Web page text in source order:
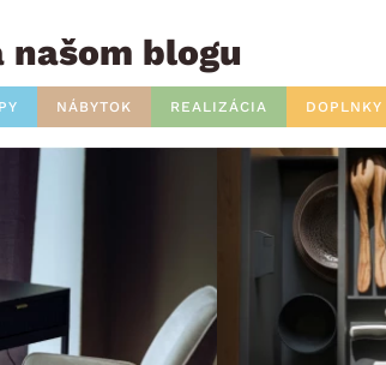
blogu
NÁBYTOK REALIZÁCIA DOPLNKY